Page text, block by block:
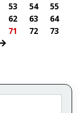
53 54
55
62 63
64
71 72
73